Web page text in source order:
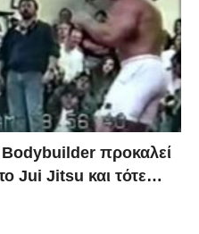
Bodybuilder προκαλεί
Jui Jitsu και τότε…